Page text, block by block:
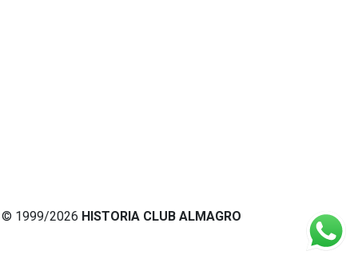
© 1999/2026 HISTORIA CLUB ALMAGRO